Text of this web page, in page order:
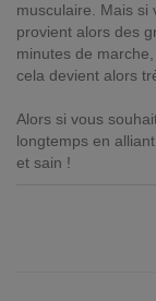
musculaire. Mais si
provient alors des
minutes de
cela devient alors
Alors si vous
longtemps en
et sain !